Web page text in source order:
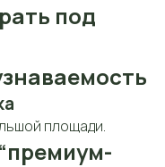
под
площади.